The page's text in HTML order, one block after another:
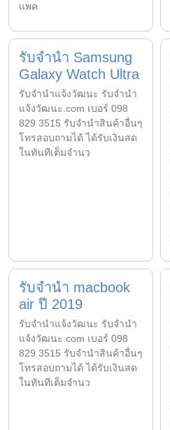
แพค
รับจำนำ Samsung
Galaxy Watch Ultra
รับจํานําแจ้งวัฒนะ รับจํานํา
แจ้งวัฒนะ.com เบอร์ 098
829 3515 รับจำนำสินค้าอื่นๆ
โทรสอบถามได้ ได้รับเงินสด
ในทันทีเต็มจำนว
รับจำนำ macbook
air ปี 2019
รับจํานําแจ้งวัฒนะ รับจํานํา
แจ้งวัฒนะ.com เบอร์ 098
829 3515 รับจำนำสินค้าอื่นๆ
โทรสอบถามได้ ได้รับเงินสด
ในทันทีเต็มจำนว